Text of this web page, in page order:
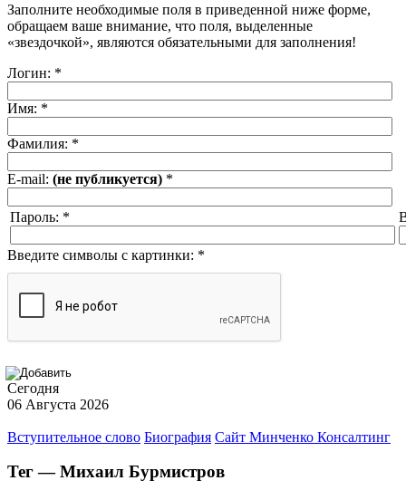
Заполните необходимые поля в приведенной ниже форме,
обращаем ваше внимание, что поля, выделенные
«звездочкой», являются обязательными для заполнения!
Логин: *
Имя: *
Фамилия: *
E-mail: (не публикуется) *
Пароль: *
Введите символы с картинки: *
Сегодня
06 Августа 2026
Вступительное слово Биография Сайт Минченко Консалтинг
Тег — Михаил Бурмистров